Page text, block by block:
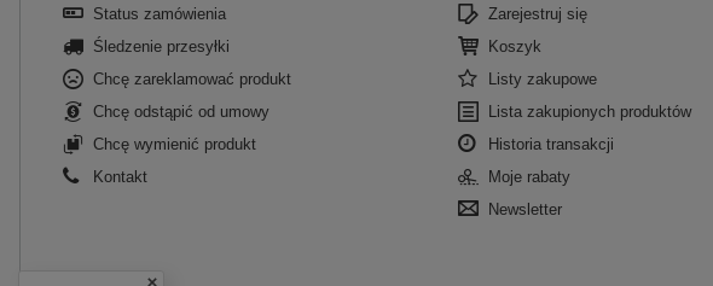
Status zamówienia
Śledzenie przesyłki
Chcę zareklamować produkt
Chcę odstąpić od umowy
Chcę wymienić produkt
Kontakt
Zarejestruj się
Koszyk
Listy zakupowe
Lista zakupionych produktów
Historia transakcji
Moje rabaty
Newsletter